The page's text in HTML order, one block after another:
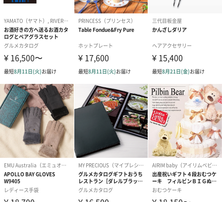
スイーツ
スイーツを同梱してお届けいたします。ギフトへの＋αにおすすめ
です。
ゼリーバウム カット
（レモン＆紅茶）（432
円）
麦わらパンダバウム
（バナナ味）（540円）
3層デザート
ェ〜国産フル
り〜 3号（864